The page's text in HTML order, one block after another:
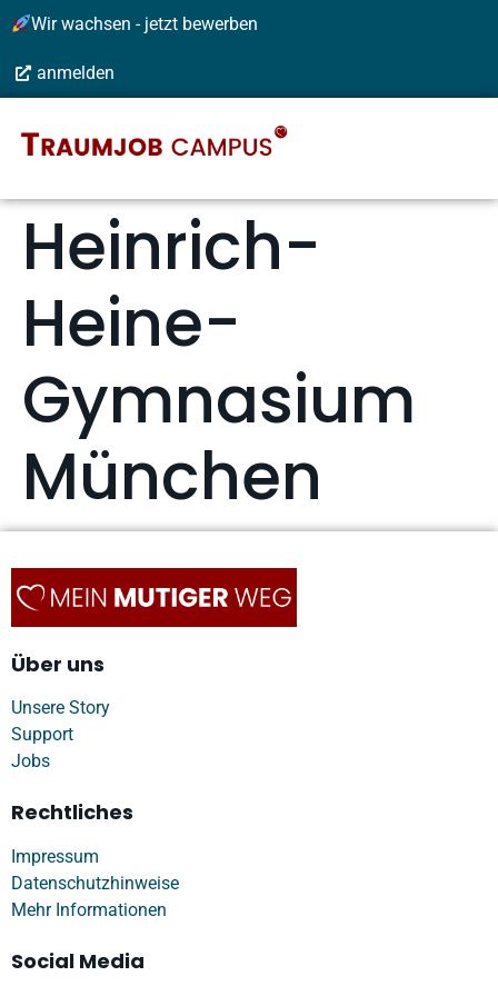
Wir wachsen - jetzt bewerben
anmelden
Heinrich-
Heine-
Gymnasium
München
Über uns
Unsere Story
Support
Jobs
Rechtliches
Impressum
Datenschutzhinweise
Mehr Informationen
Social Media